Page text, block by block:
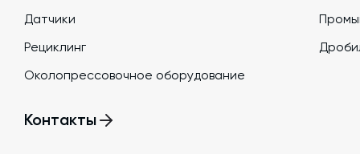
Датчики
Рециклинг
Околопрессовочное оборудование
Контакты